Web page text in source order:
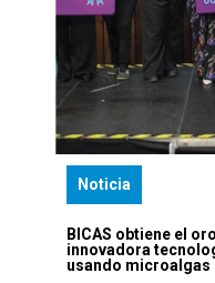
Noticia
BICAS obtiene el
innovadora
usando